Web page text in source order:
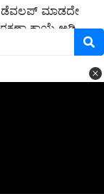
ಡೆವಲಪ್ ಮಾಡದೇ
ಕಾಯ್ದೆ ಅಡಿ